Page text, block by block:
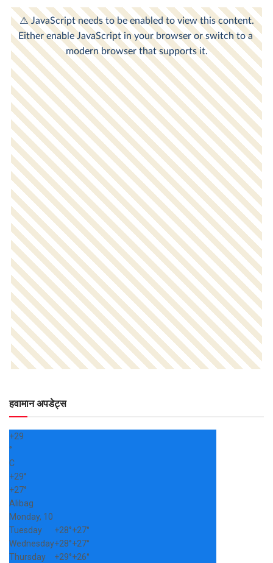
हवामान अपडेट्स
+29
°
C
+29°
+27°
Alibag
Monday, 10
Tuesday
+28°+27°
Wednesday+28°+27°
Thursday
+29°+26°